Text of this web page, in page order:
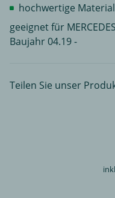
hochwertige
geeignet für
Baujahr 04.19 -
Teilen Sie unser